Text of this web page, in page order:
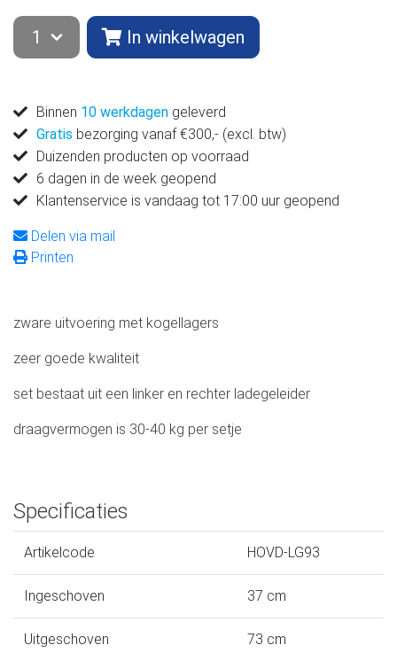
In winkelwagen
Binnen 10 werkdagen geleverd
Gratis bezorging vanaf €300,- (excl. btw)
Duizenden producten op voorraad
6 dagen in de week geopend
Klantenservice is vandaag tot 17:00 uur geopend
Delen via mail
Printen
zware uitvoering met kogellagers
zeer goede kwaliteit
set bestaat uit een linker en rechter ladegeleider
draagvermogen is 30-40 kg per setje
Specificaties
Artikelcode HOVD-LG93
Ingeschoven 37 cm
Uitgeschoven 73 cm